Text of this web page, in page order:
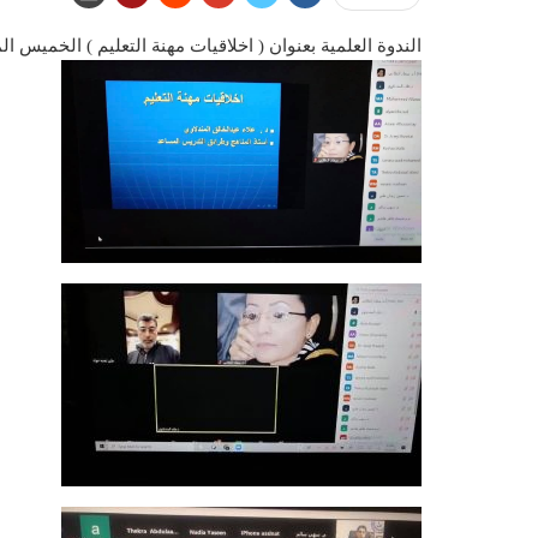
الندوة العلمية بعنوان ( اخلاقيات مهنة التعليم ) الخميس الموافق